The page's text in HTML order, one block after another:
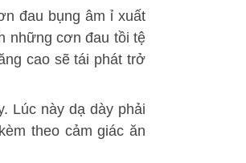
đau bụng âm ỉ xuất
những cơn đau tồi tệ
cao sẽ tái phát trở
Lúc này dạ dày phải
theo cảm giác ăn